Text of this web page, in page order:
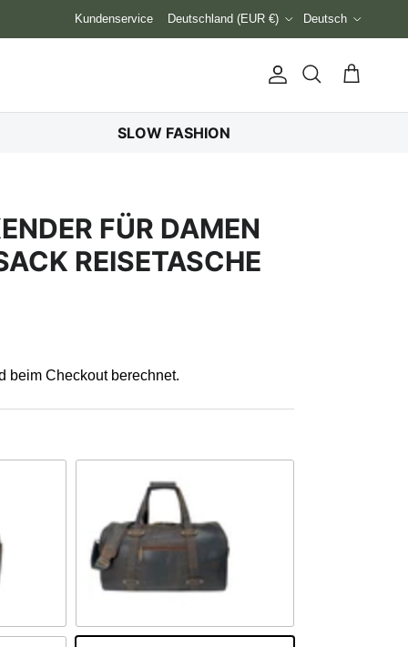
Kundenservice Deutschland (EUR €) Deutsch
Konto Suchen
SLOW FASHION
FÜR DAMEN
REISETASCHE
beim Checkout berechnet.
Sandel